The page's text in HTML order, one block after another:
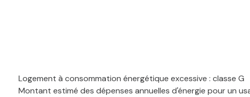
Logement à consommation énergétique excessive : classe G
Montant estimé des dépenses annuelles d'énergie pour un